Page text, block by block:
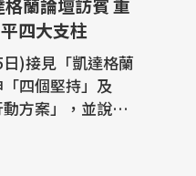
四大支柱
)接見「凱達格蘭
四個堅持」及
動方案」，並說明
性，民眾也將參